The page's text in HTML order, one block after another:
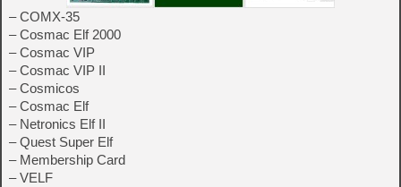
– COMX-35
– Cosmac Elf 2000
– Cosmac VIP
– Cosmac VIP II
– Cosmicos
– Cosmac Elf
– Netronics Elf II
– Quest Super Elf
– Membership Card
– VELF